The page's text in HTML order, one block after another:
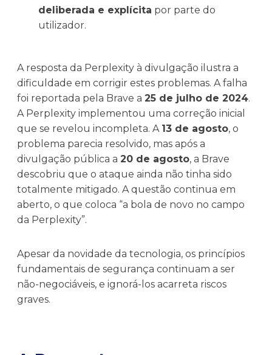
deliberada e explícita por parte do
utilizador.
A resposta da Perplexity à divulgação ilustra a
dificuldade em corrigir estes problemas. A falha
foi reportada pela Brave a 25 de julho de 2024.
A Perplexity implementou uma correção inicial
que se revelou incompleta. A 13 de agosto, o
problema parecia resolvido, mas após a
divulgação pública a 20 de agosto, a Brave
descobriu que o ataque ainda não tinha sido
totalmente mitigado. A questão continua em
aberto, o que coloca “a bola de novo no campo
da Perplexity”.
Apesar da novidade da tecnologia, os princípios
fundamentais de segurança continuam a ser
não-negociáveis, e ignorá-los acarreta riscos
graves.